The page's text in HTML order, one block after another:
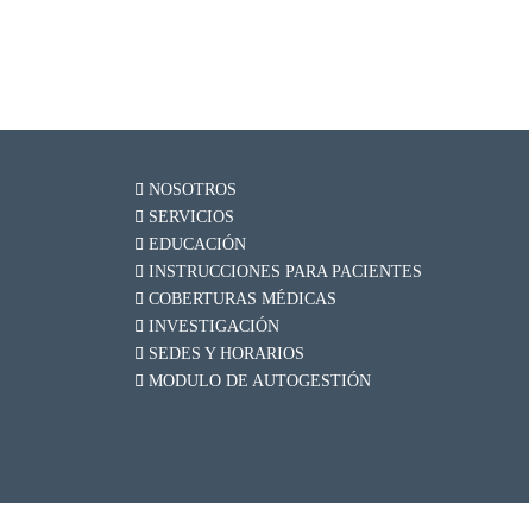
NOSOTROS
SERVICIOS
EDUCACIÓN
INSTRUCCIONES PARA PACIENTES
COBERTURAS MÉDICAS
INVESTIGACIÓN
SEDES Y HORARIOS
MODULO DE AUTOGESTIÓN